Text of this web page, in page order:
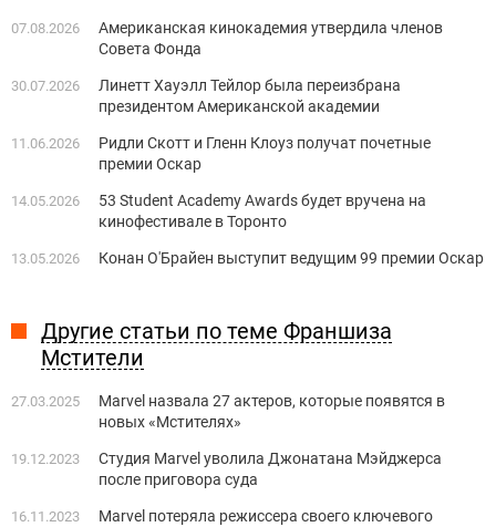
07.08.2026
Американская кинокадемия утвердила членов
Совета Фонда
30.07.2026
Линетт Хауэлл Тейлор была переизбрана
президентом Американской академии
11.06.2026
Ридли Скотт и Гленн Клоуз получат почетные
премии Оскар
14.05.2026
53 Student Academy Awards будет вручена на
кинофестивале в Торонто
13.05.2026 Конан О'Брайен выступит ведущим 99 премии Оскар
Другие статьи по теме Франшиза
Мстители
27.03.2025
Marvel назвала 27 актеров, которые появятся в
новых «Мстителях»
19.12.2023
Студия Marvel уволила Джонатана Мэйджерса
после приговора суда
16.11.2023
Marvel потеряла режиссера своего ключевого